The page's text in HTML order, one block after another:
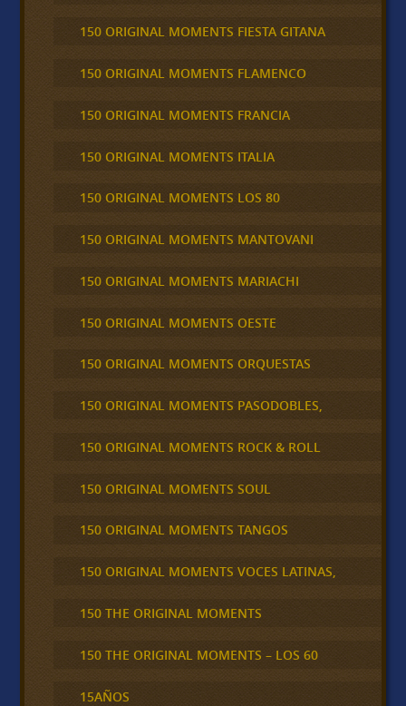
150 ORIGINAL MOMENTS FIESTA GITANA
150 ORIGINAL MOMENTS FLAMENCO
150 ORIGINAL MOMENTS FRANCIA
150 ORIGINAL MOMENTS ITALIA
150 ORIGINAL MOMENTS LOS 80
150 ORIGINAL MOMENTS MANTOVANI
150 ORIGINAL MOMENTS MARIACHI
150 ORIGINAL MOMENTS OESTE
150 ORIGINAL MOMENTS ORQUESTAS
150 ORIGINAL MOMENTS PASODOBLES,
150 ORIGINAL MOMENTS ROCK & ROLL
150 ORIGINAL MOMENTS SOUL
150 ORIGINAL MOMENTS TANGOS
150 ORIGINAL MOMENTS VOCES LATINAS,
150 THE ORIGINAL MOMENTS
150 THE ORIGINAL MOMENTS – LOS 60
15AÑOS